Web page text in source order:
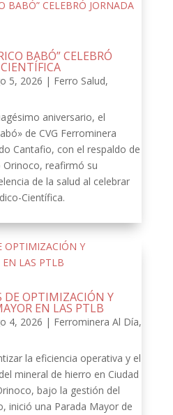
BABÓ” CELEBRÓ
5, 2026 | Ferro Salud,
aniversario, el
de CVG Ferrominera
Cantafio, con el respaldo de
Orinoco, reafirmó su
de la salud al celebrar
Científica.
DE OPTIMIZACIÓN Y
EN LAS PTLB
4, 2026 | Ferrominera Al Día,
la eficiencia operativa y el
mineral de hierro en Ciudad
bajo la gestión del
inició una Parada Mayor de